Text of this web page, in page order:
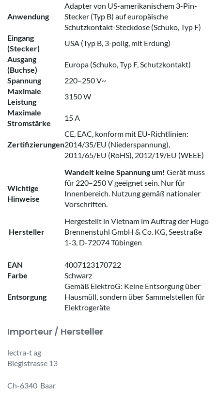
Anwendung
Adapter von US-amerikanischem 3-Pin-
Stecker (Typ B) auf europäische
Schutzkontakt-Steckdose (Schuko, Typ F)
Eingang
(Stecker)
USA (Typ B, 3-polig, mit Erdung)
Ausgang
(Buchse)
Europa (Schuko, Typ F, Schutzkontakt)
Spannung
220–250 V~
Maximale
Leistung
3150 W
Maximale
Stromstärke
15 A
Zertifizierungen
CE, EAC, konform mit EU-Richtlinien:
2014/35/EU (Niederspannung),
2011/65/EU (RoHS), 2012/19/EU (WEEE)
Wichtige
Hinweise
Wandelt keine Spannung um! Gerät muss
für 220–250 V geeignet sein. Nur für
Innenbereich. Nutzung gemäß nationaler
Vorschriften.
Hersteller
Hergestellt in Vietnam im Auftrag der Hugo
Brennenstuhl GmbH & Co. KG, Seestraße
1-3, D-72074 Tübingen
EAN
4007123170722
Farbe
Schwarz
Entsorgung
Gemäß ElektroG: Keine Entsorgung über
Hausmüll, sondern über Sammelstellen für
Elektrogeräte
Importeur / Hersteller
lectra-t ag
Blegistrasse 13
Ch-6340 Baar